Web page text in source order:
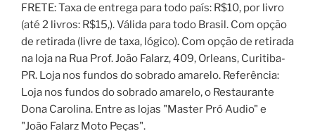
FRETE: Taxa de entrega para todo país: R$10, por livro
(até 2 livros: R$15,). Válida para todo Brasil. Com opção
de retirada (livre de taxa, lógico). Com opção de retirada
na loja na Rua Prof. João Falarz, 409, Orleans, Curitiba-
PR. Loja nos fundos do sobrado amarelo. Referência:
Loja nos fundos do sobrado amarelo, o Restaurante
Dona Carolina. Entre as lojas "Master Pró Audio" e
"João Falarz Moto Peças".